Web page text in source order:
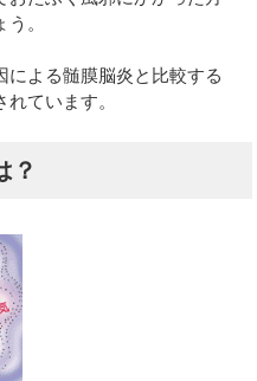
。
による髄膜脳炎と比較する
ています。
？